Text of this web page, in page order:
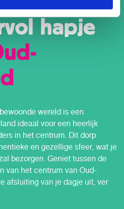
hapje
wereld is een
ideaal voor een heerlijk
in het centrum. Dit dorp
en gezellige sfeer, wat je
bezorgen. Geniet tussen de
van het centrum van Oud-
afsluiting van je dagje uit, ver